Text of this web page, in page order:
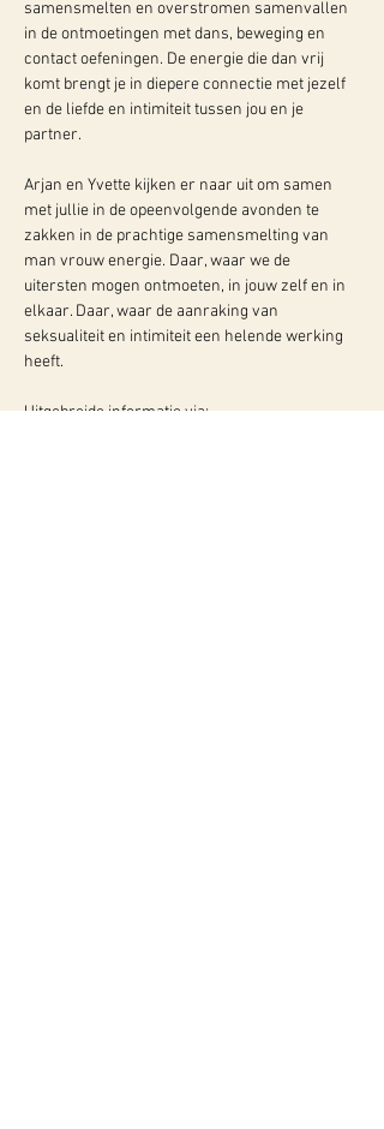
samensmelten en overstromen samenvallen
in de ontmoetingen met dans, beweging en
contact oefeningen. De energie die dan vrij
komt brengt je in diepere connectie met jezelf
en de liefde en intimiteit tussen jou en je
partner.
Arjan en Yvette kijken er naar uit om samen
met jullie in de opeenvolgende avonden te
zakken in de prachtige samensmelting van
man vrouw energie. Daar, waar we de
uitersten mogen ontmoeten, in jouw zelf en in
elkaar. Daar, waar de aanraking van
seksualiteit en intimiteit een helende werking
heeft.
Uitgebreide informatie via: